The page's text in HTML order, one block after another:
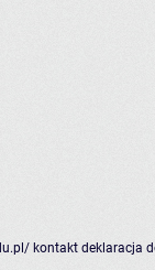
kontakt deklaracja